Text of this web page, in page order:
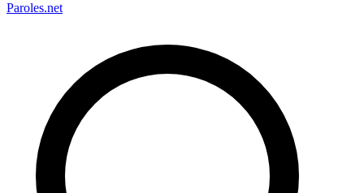
Paroles.net